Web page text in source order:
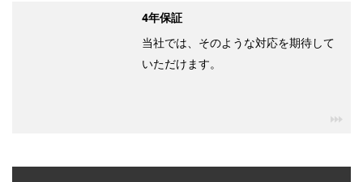
4年保証
当社では、そのような対応を期待して
いただけます。